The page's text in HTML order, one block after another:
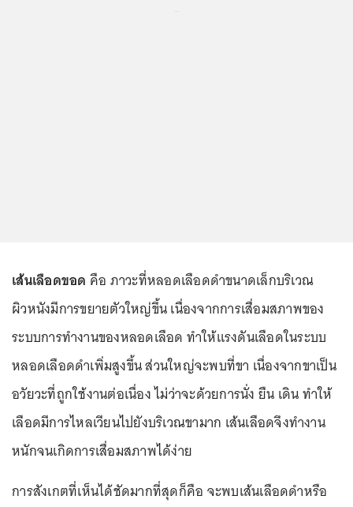
เส้นเลือดขอด คือ ภาวะที่หลอดเลือดดำขนาดเล็กบริเวณ
ผิวหนังมีการขยายตัวใหญ่ขึ้น เนื่องจากการเสื่อมสภาพของ
ระบบการทำงานของหลอดเลือด ทำให้แรงดันเลือดในระบบ
หลอดเลือดดำเพิ่มสูงขึ้น ส่วนใหญ่จะพบที่ขา เนื่องจากขาเป็น
อวัยวะที่ถูกใช้งานต่อเนื่อง ไม่ว่าจะด้วยการนั่ง ยืน เดิน ทำให้
เลือดมีการไหลเวียนไปยังบริเวณขามาก เส้นเลือดจึงทำงาน
หนักจนเกิดการเสื่อมสภาพได้ง่าย
การสังเกตที่เห็นได้ชัดมากที่สุดก็คือ จะพบเส้นเลือดดำหรือ